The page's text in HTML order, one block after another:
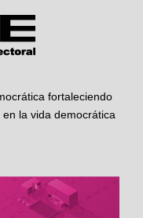
fortaleciendo
la vida democrática